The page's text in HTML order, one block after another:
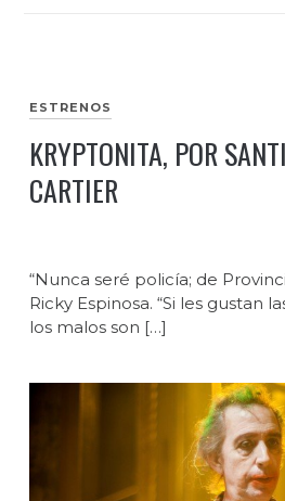
ESTRENOS
KRYPTONITA, POR
CARTIER
“Nunca seré policía; de
Ricky Espinosa. “Si les gustan
los malos son […]